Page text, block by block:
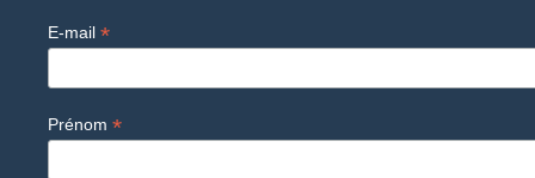
E-mail *
Prénom *